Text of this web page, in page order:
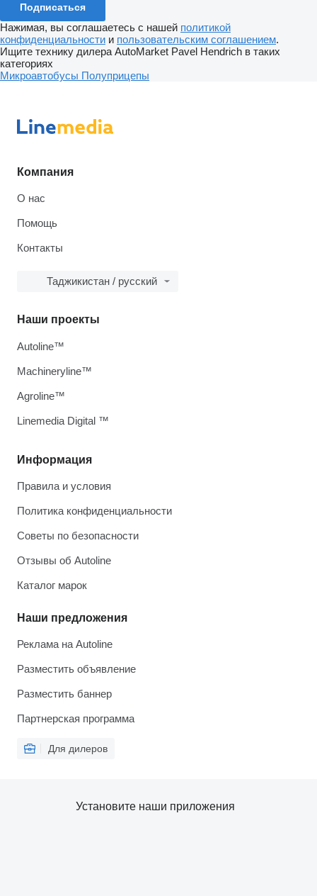
Подписаться
Нажимая, вы соглашаетесь с нашей политикой
конфиденциальности и пользовательским соглашением.
Ищите технику дилера AutoMarket Pavel Hendrich в таких
категориях
Микроавтобусы Полуприцепы
Компания
О нас
Помощь
Контакты
Таджикистан / русский
Информация
Правила и условия
Политика конфиденциальности
Советы по безопасности
Отзывы об Autoline
Каталог марок
Наши предложения
Реклама на Autoline
Разместить объявление
Разместить баннер
Партнерская программа
Для дилеров
Наши проекты
Autoline™
Machineryline™
Agroline™
Linemedia Digital ™
Установите наши приложения